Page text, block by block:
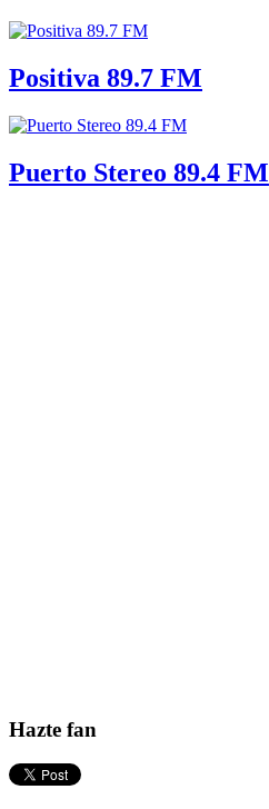
Positiva 89.7 FM
Puerto Stereo 89.4 FM
Hazte fan